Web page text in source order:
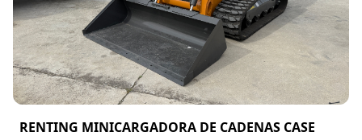
RENTING MINICARGADORA DE CADENAS CASE